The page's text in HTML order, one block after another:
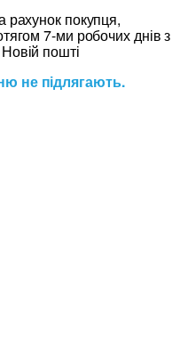
рахунок покупця,
7-ми робочих днів з
пошті
не підлягають.